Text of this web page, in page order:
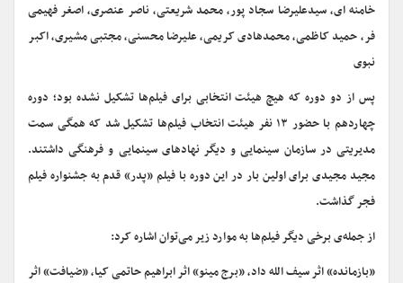
خامنه ای، سیدعلیرضا سجاد پور، محمد شریعتی، ناصر عنصری، اصغر فهیمی
فر، حمید کاظمی، محمدهادی کریمی، علیرضا محسنی، مجتبی مشیری، اکبر
نبوی
پس از دو دوره که هیچ هیئت انتخابی برای فیلم‌ها تشکیل نشده بود؛ دوره
چهاردهم با حضور ۱۳ نفر هیئت انتخاب فیلم‌ها تشکیل شد که همگی سمت
مدیریتی در سازمان سینمایی و دیگر نهادهای سینمایی و فرهنگی داشتند.
مجید مجیدی برای اولین بار در این دوره با فیلم «پدر» قدم به جشنواره فیلم
فجر گذاشت.
از جمله‌ی برخی دیگر فیلم‌ها به موارد زیر می‌توان اشاره کرد:
«بازمانده» اثر سیف الله داد، «برج مینو» اثر ابراهیم حاتمی کیا، «ضیافت» اثر